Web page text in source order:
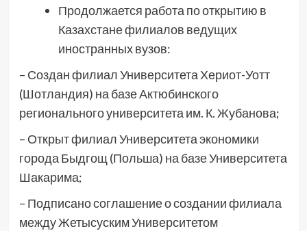
Продолжается работа по открытию в
Казахстане филиалов ведущих
иностранных вузов:
– Создан филиал Университета Хериот-Уотт
(Шотландия) на базе Актюбинского
регионального университета им. К. Жубанова;
– Открыт филиал Университета экономики
города Быдгощ (Польша) на базе Университета
Шакарима;
– Подписано соглашение о создании филиала
между Жетысуским Университетом